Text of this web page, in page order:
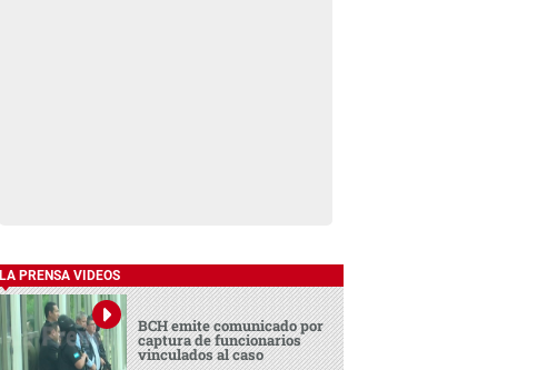
LA PRENSA VIDEOS
BCH emite comunicado por
captura de funcionarios
vinculados al caso